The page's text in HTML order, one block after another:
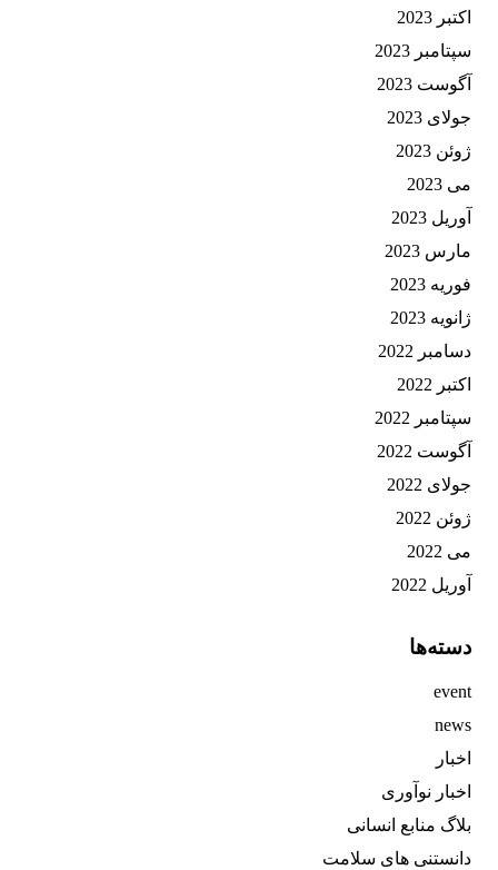
اکتبر 2023
سپتامبر 2023
آگوست 2023
جولای 2023
ژوئن 2023
می 2023
آوریل 2023
مارس 2023
فوریه 2023
ژانویه 2023
دسامبر 2022
اکتبر 2022
سپتامبر 2022
آگوست 2022
جولای 2022
ژوئن 2022
می 2022
آوریل 2022
دسته‌ها
event
news
اخبار
اخبار نوآوری
بلاگ منابع انسانی
دانستنی های سلامت